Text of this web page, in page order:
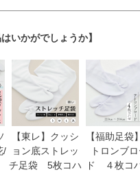
いかがでしょうか】
/
【東レ】クッシ
ョン底ストレッ
チ足袋 5枚コハ
【福助足袋
トロンブ
ド ４枚コ